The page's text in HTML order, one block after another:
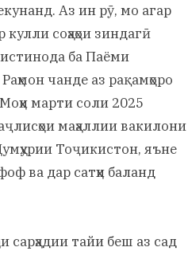
Аз ин рӯ, мо агар
соҳаҳои зиндагӣ
ба Паёми
чанде аз рақамҳоро
марти соли 2025
маҳаллии вакилони
Тоҷикистон, яъне
ва дар сатҳи баланд
сарҳадии тайи беш аз сад